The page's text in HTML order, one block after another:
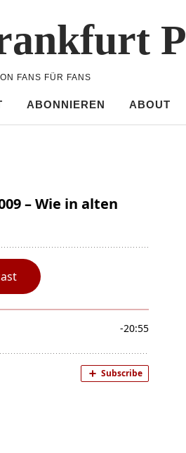
FANS FÜR FANS
ABONNIEREN ABOUT